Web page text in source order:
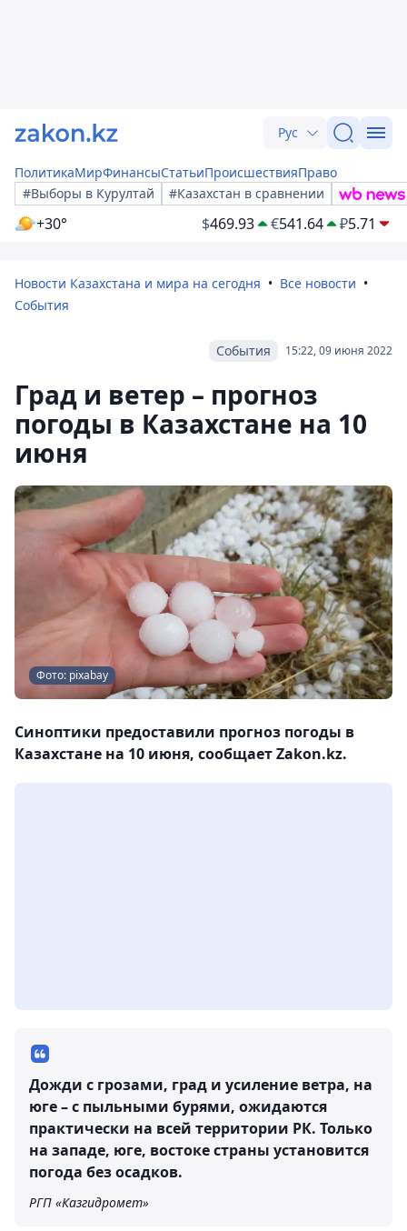
Рус
ПолитикаМирФинансыСтатьиПроисшествияПраво
#Выборы в Курултай
#Казахстан в сравнении
+30° $469.93 €541.64 ₽5.71
Новости Казахстана и мира на сегодня
Все новости
События
15:22, 09 июня 2022
События
Град и ветер – прогноз
погоды в Казахстане на 10
июня
Фото: pixabay
Синоптики предоставили прогноз погоды в
Казахстане на 10 июня, сообщает Zakon.kz.
Дожди с грозами, град и усиление ветра, на
юге – с пыльными бурями, ожидаются
практически на всей территории РК. Только
на западе, юге, востоке страны установится
погода без осадков.
РГП «Казгидромет»